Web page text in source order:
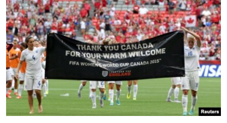
သို့
ကျော်
ကြည့်
ရန်
ပင်မ
အ
ညွန်း
စာမျက်နှာ
သို့
အစ္စရေး-ပါလက်စတိုင်း
အင်္ဂလိပ်စာလေ့လာမယ်
အမေရိကန်သုံးအီဒီယံ
မကြေးမုံရဲ့ အင်္ဂလိပ်စာ
ရုပ်ရှင်ထဲက အင်္ဂလိပ်စာ
သုတပဒေသာ အင်္ဂလိပ်စာ
အပတ်စဉ်ကဏ္ဍများ
ရေဒီယို
တီဗွီ
ရေဒီယိုနှင့်ရုပ်သံ အချက်အလက်များ
ရေဒီယို/တီဗွီအစီအစဉ်
Learning English
ဗွီအိုအေ လူမှုကွန်ယက်များ